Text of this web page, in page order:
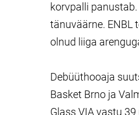
korvpalli
tänuväärne. ENBL
olnud liiga
Debüüthooaja
Basket Brno ja
Glass VIA vastu